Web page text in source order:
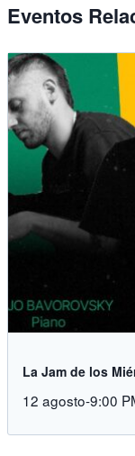
Eventos
La Jam de los
12 agosto-9:00